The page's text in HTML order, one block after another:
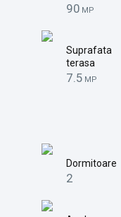
90 MP
Suprafata
terasa
7.5 MP
Dormitoare
2